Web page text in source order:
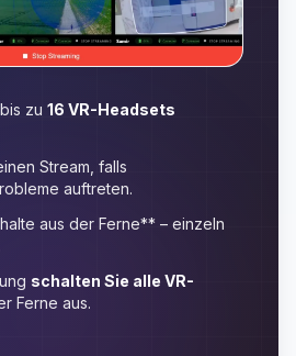
zu 16 VR-Headsets
Stream, falls
auftreten.
aus der Ferne** – einzeln
schalten Sie alle VR-
Ferne aus.